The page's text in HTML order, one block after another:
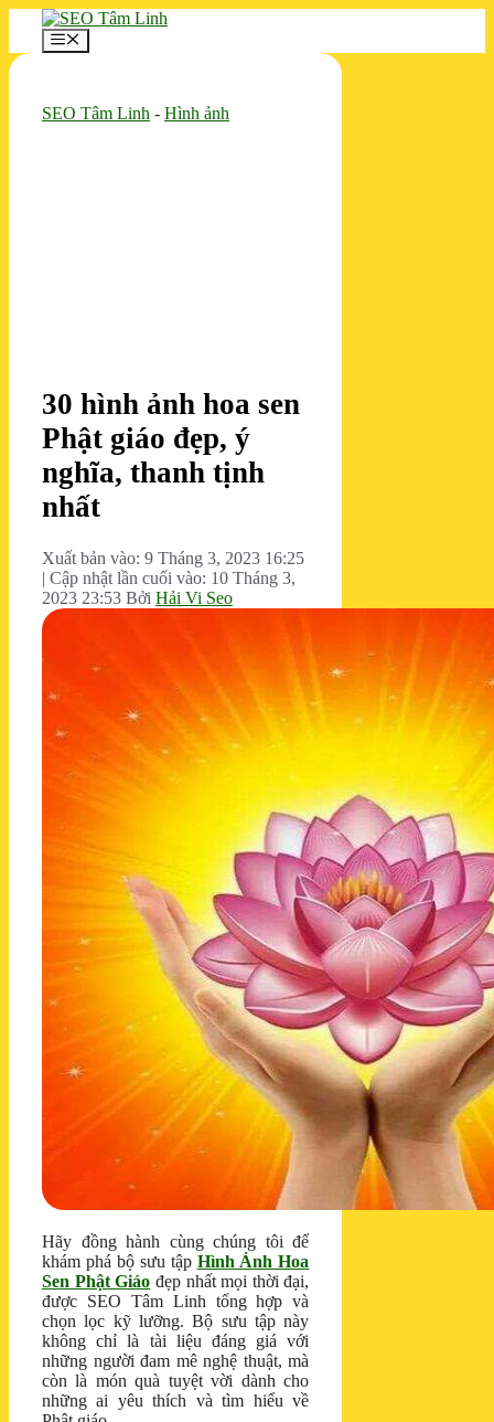
Chuyển
nội
dung
Menu
SEO Tâm Linh - Hình ảnh
30 hình ảnh hoa sen
Phật giáo đẹp, ý
nghĩa, thanh tịnh
nhất
Xuất bản vào: 9 Tháng 3, 2023 16:25
| Cập nhật lần cuối vào: 10 Tháng 3,
2023 23:53 Bởi Hải Vi Seo
Hãy đồng hành cùng chúng tôi để
khám phá bộ sưu tập Hình Ảnh Hoa
Sen Phật Giáo đẹp nhất mọi thời đại,
được SEO Tâm Linh tổng hợp và
chọn lọc kỹ lưỡng. Bộ sưu tập này
không chỉ là tài liệu đáng giá với
những người đam mê nghệ thuật, mà
còn là món quà tuyệt vời dành cho
những ai yêu thích và tìm hiểu về